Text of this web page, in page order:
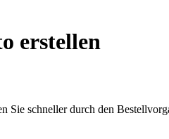
erstellen
schneller durch den